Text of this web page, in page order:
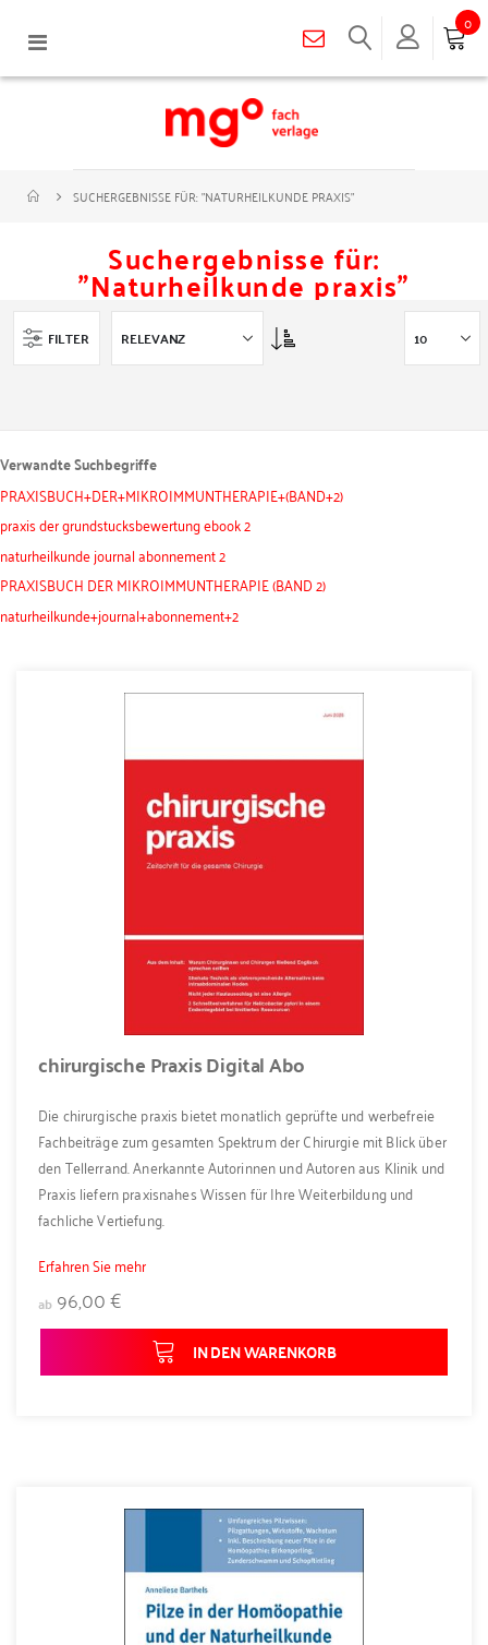
Navigation
0
SUCHERGEBNISSE FÜR: "NATURHEILKUNDE PRAXIS"
Suchergebnisse für:
"Naturheilkunde praxis"
FILTER Asc
Verwandte Suchbegriffe
PRAXISBUCH+DER+MIKROIMMUNTHERAPIE+(BAND+2)
praxis der grundstucksbewertung ebook 2
naturheilkunde journal abonnement 2
PRAXISBUCH DER MIKROIMMUNTHERAPIE (BAND 2)
naturheilkunde+journal+abonnement+2
chirurgische Praxis Digital Abo
Die chirurgische praxis bietet monatlich geprüfte und werbefreie
Fachbeiträge zum gesamten Spektrum der Chirurgie mit Blick über
den Tellerrand. Anerkannte Autorinnen und Autoren aus Klinik und
Praxis liefern praxisnahes Wissen für Ihre Weiterbildung und
fachliche Vertiefung.
Erfahren Sie mehr
ab 96,00 €
IN DEN WARENKORB